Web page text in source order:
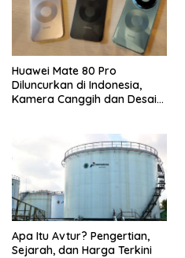
Huawei Mate 80 Pro
Diluncurkan di Indonesia,
Kamera Canggih dan Desain
Apa Itu Avtur? Pengertian,
Sejarah, dan Harga Terkini